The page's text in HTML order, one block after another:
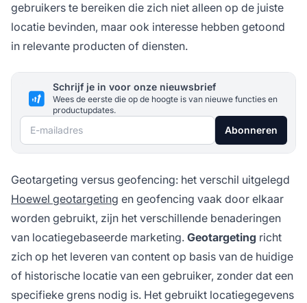
gebruikers te bereiken die zich niet alleen op de juiste
locatie bevinden, maar ook interesse hebben getoond
in relevante producten of diensten.
Schrijf je in voor onze nieuwsbrief
Wees de eerste die op de hoogte is van nieuwe functies en
productupdates.
E-mailadres Abonneren
Geotargeting versus geofencing: het verschil uitgelegd
Hoewel geotargeting en geofencing vaak door elkaar
worden gebruikt, zijn het verschillende benaderingen
van locatiegebaseerde marketing. Geotargeting richt
zich op het leveren van content op basis van de huidige
of historische locatie van een gebruiker, zonder dat een
specifieke grens nodig is. Het gebruikt locatiegegevens